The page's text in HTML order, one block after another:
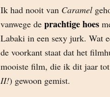
Ik had nooit van Caramel
vanwege de prachtige hoes
Labaki in een sexy jurk. Wat
de voorkant staat dat het
mooiste film, die ik dit jaar
II!) gewoon gemist.